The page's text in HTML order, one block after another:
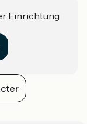
Einrichtung